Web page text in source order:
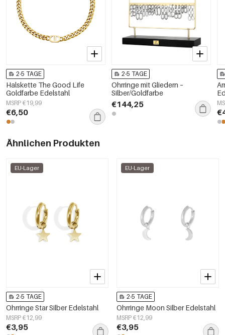
2-5 TAGE
Halskette The Good Life
Goldfarbe Edelstahl
MSRP €19,99
€6,50
2-5 TAGE
Ohrringe mit Gliedern –
Silber/Goldfarbe
€144,25
Ähnlichen Produkten
EU-Lager
2-5 TAGE
Ohrringe Star Silber Edelstahl
MSRP €12,99
€3,95
EU-Lager
2-5 TAGE
Ohrringe Moon Silber Edelstahl
MSRP €12,99
€3,95